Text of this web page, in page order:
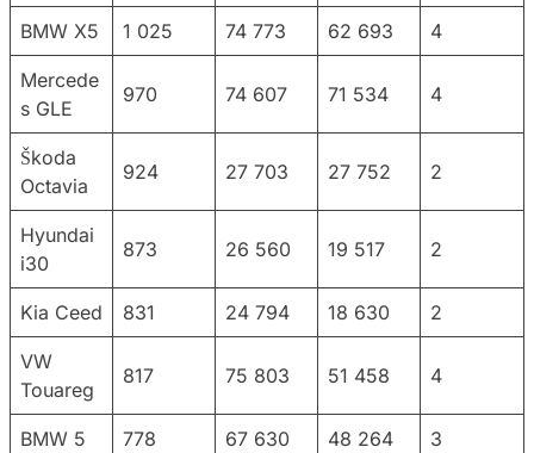
BMW X5 1 025 74 773 62 693 4
Mercede
s GLE
970 74 607 71 534 4
Škoda
Octavia
924 27 703 27 752 2
Hyundai
i30
873 26 560 19 517 2
Kia Ceed 831 24 794 18 630 2
VW
Touareg
817 75 803 51 458 4
BMW 5 778 67 630 48 264 3